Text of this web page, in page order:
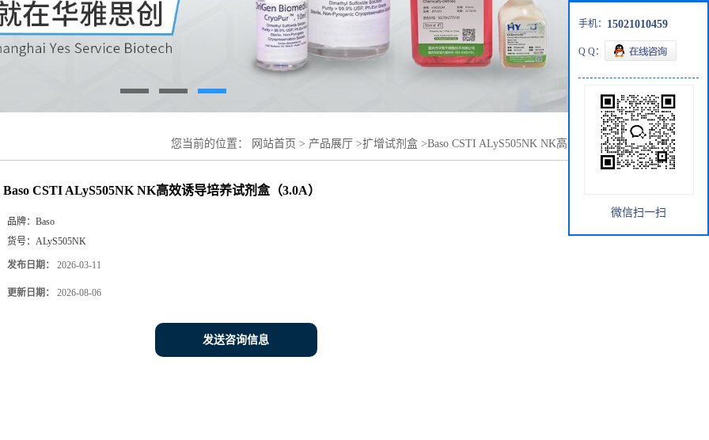
您当前的位置： 网站首页 > 产品展厅 >扩增试剂盒 >Baso CSTI ALyS505NK NK高效诱导培养试剂
Baso CSTI ALyS505NK NK高效诱导培养试剂盒（3.0A）
品牌： Baso
货号： ALyS505NK
发布日期： 2026-03-11
更新日期： 2026-08-06
发送咨询信息
手机： 15021010459
Q Q：
微信扫一扫